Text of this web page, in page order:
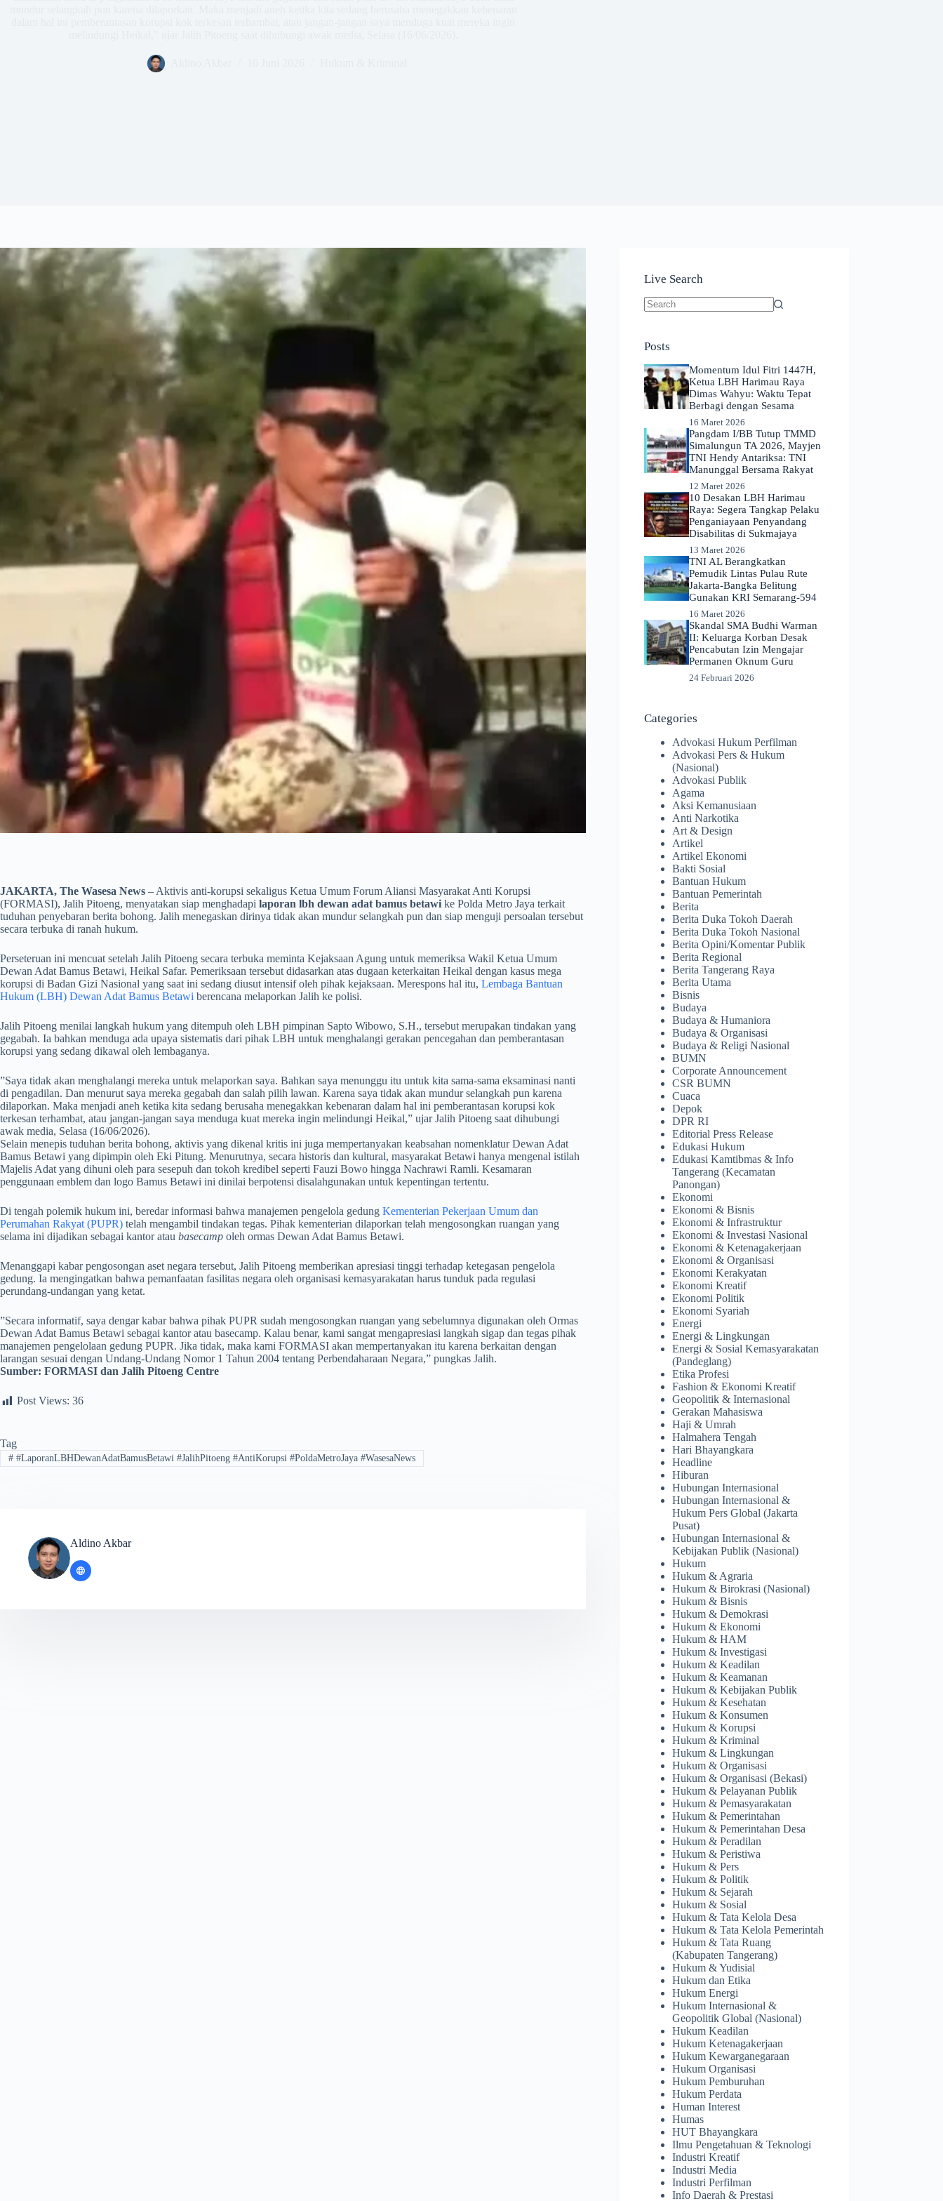
JAKARTA, The Wasesa News – Aktivis anti-korupsi sekaligus Ketua Umum Forum Aliansi Masyarakat Anti Korupsi
(FORMASI), Jalih Pitoeng, menyatakan siap menghadapi laporan lbh dewan adat bamus betawi ke Polda Metro Jaya terkait
tuduhan penyebaran berita bohong. Jalih menegaskan dirinya tidak akan mundur selangkah pun dan siap menguji persoalan tersebut
secara terbuka di ranah hukum.
​Perseteruan ini mencuat setelah Jalih Pitoeng secara terbuka meminta Kejaksaan Agung untuk memeriksa Wakil Ketua Umum
Dewan Adat Bamus Betawi, Heikal Safar. Pemeriksaan tersebut didasarkan atas dugaan keterkaitan Heikal dengan kasus mega
korupsi di Badan Gizi Nasional yang saat ini sedang diusut intensif oleh pihak kejaksaan. Merespons hal itu, Lembaga Bantuan
Hukum (LBH) Dewan Adat Bamus Betawi berencana melaporkan Jalih ke polisi.
​Jalih Pitoeng menilai langkah hukum yang ditempuh oleh LBH pimpinan Sapto Wibowo, S.H., tersebut merupakan tindakan yang
gegabah. Ia bahkan menduga ada upaya sistematis dari pihak LBH untuk menghalangi gerakan pencegahan dan pemberantasan
korupsi yang sedang dikawal oleh lembaganya.
​”Saya tidak akan menghalangi mereka untuk melaporkan saya. Bahkan saya menunggu itu untuk kita sama-sama eksaminasi nanti
di pengadilan. Dan menurut saya mereka gegabah dan salah pilih lawan. Karena saya tidak akan mundur selangkah pun karena
dilaporkan. Maka menjadi aneh ketika kita sedang berusaha menegakkan kebenaran dalam hal ini pemberantasan korupsi kok
terkesan terhambat, atau jangan-jangan saya menduga kuat mereka ingin melindungi Heikal,” ujar Jalih Pitoeng saat dihubungi
awak media, Selasa (16/06/2026).
Selain menepis tuduhan berita bohong, aktivis yang dikenal kritis ini juga mempertanyakan keabsahan nomenklatur Dewan Adat
Bamus Betawi yang dipimpin oleh Eki Pitung. Menurutnya, secara historis dan kultural, masyarakat Betawi hanya mengenal istilah
Majelis Adat yang dihuni oleh para sesepuh dan tokoh kredibel seperti Fauzi Bowo hingga Nachrawi Ramli. Kesamaran
penggunaan emblem dan logo Bamus Betawi ini dinilai berpotensi disalahgunakan untuk kepentingan tertentu.
​Di tengah polemik hukum ini, beredar informasi bahwa manajemen pengelola gedung Kementerian Pekerjaan Umum dan
Perumahan Rakyat (PUPR) telah mengambil tindakan tegas. Pihak kementerian dilaporkan telah mengosongkan ruangan yang
selama ini dijadikan sebagai kantor atau basecamp oleh ormas Dewan Adat Bamus Betawi.
​Menanggapi kabar pengosongan aset negara tersebut, Jalih Pitoeng memberikan apresiasi tinggi terhadap ketegasan pengelola
gedung. Ia mengingatkan bahwa pemanfaatan fasilitas negara oleh organisasi kemasyarakatan harus tunduk pada regulasi
perundang-undangan yang ketat.
​”Secara informatif, saya dengar kabar bahwa pihak PUPR sudah mengosongkan ruangan yang sebelumnya digunakan oleh Ormas
Dewan Adat Bamus Betawi sebagai kantor atau basecamp. Kalau benar, kami sangat mengapresiasi langkah sigap dan tegas pihak
manajemen pengelolaan gedung PUPR. Jika tidak, maka kami FORMASI akan mempertanyakan itu karena berkaitan dengan
larangan sesuai dengan Undang-Undang Nomor 1 Tahun 2004 tentang Perbendaharaan Negara,” pungkas Jalih.
Sumber: FORMASI dan Jalih Pitoeng Centre
Post Views: 36
Tag
##LaporanLBHDewanAdatBamusBetawi #JalihPitoeng #AntiKorupsi #PoldaMetroJaya #WasesaNews
Aldino Akbar
Live Search
Posts
Momentum Idul Fitri 1447H,
Ketua LBH Harimau Raya
Dimas Wahyu: Waktu Tepat
Berbagi dengan Sesama
16 Maret 2026
Pangdam I/BB Tutup TMMD
Simalungun TA 2026, Mayjen
TNI Hendy Antariksa: TNI
Manunggal Bersama Rakyat
12 Maret 2026
​10 Desakan LBH Harimau
Raya: Segera Tangkap Pelaku
Penganiayaan Penyandang
Disabilitas di Sukmajaya
13 Maret 2026
TNI AL Berangkatkan
Pemudik Lintas Pulau Rute
Jakarta-Bangka Belitung
Gunakan KRI Semarang-594
16 Maret 2026
Skandal SMA Budhi Warman
II: Keluarga Korban Desak
Pencabutan Izin Mengajar
Permanen Oknum Guru
24 Februari 2026
Categories
Advokasi Hukum Perfilman
Advokasi Pers & Hukum
(Nasional)
Advokasi Publik
Agama
Aksi Kemanusiaan
Anti Narkotika
Art & Design
Artikel
Artikel Ekonomi
Bakti Sosial
Bantuan Hukum
Bantuan Pemerintah
Berita
Berita Duka Tokoh Daerah
Berita Duka Tokoh Nasional
Berita Opini/Komentar Publik
Berita Regional
Berita Tangerang Raya
Berita Utama
Bisnis
Budaya
Budaya & Humaniora
Budaya & Organisasi
Budaya & Religi Nasional
BUMN
Corporate Announcement
CSR BUMN
Cuaca
Depok
DPR RI
Editorial Press Release
Edukasi Hukum
Edukasi Kamtibmas & Info
Tangerang (Kecamatan
Panongan)
Ekonomi
Ekonomi & Bisnis
Ekonomi & Infrastruktur
Ekonomi & Investasi Nasional
Ekonomi & Ketenagakerjaan
Ekonomi & Organisasi
Ekonomi Kerakyatan
Ekonomi Kreatif
Ekonomi Politik
Ekonomi Syariah
Energi
Energi & Lingkungan
Energi & Sosial Kemasyarakatan
(Pandeglang)
Etika Profesi
Fashion & Ekonomi Kreatif
Geopolitik & Internasional
Gerakan Mahasiswa
Haji & Umrah
Halmahera Tengah
Hari Bhayangkara
Headline
Hiburan
Hubungan Internasional
Hubungan Internasional &
Hukum Pers Global (Jakarta
Pusat)
Hubungan Internasional &
Kebijakan Publik (Nasional)
Hukum
Hukum & Agraria
Hukum & Birokrasi (Nasional)
Hukum & Bisnis
Hukum & Demokrasi
Hukum & Ekonomi
Hukum & HAM
Hukum & Investigasi
Hukum & Keadilan
Hukum & Keamanan
Hukum & Kebijakan Publik
Hukum & Kesehatan
Hukum & Konsumen
Hukum & Korupsi
Hukum & Kriminal
Hukum & Lingkungan
Hukum & Organisasi
Hukum & Organisasi (Bekasi)
Hukum & Pelayanan Publik
Hukum & Pemasyarakatan
Hukum & Pemerintahan
Hukum & Pemerintahan Desa
Hukum & Peradilan
Hukum & Peristiwa
Hukum & Pers
Hukum & Politik
Hukum & Sejarah
Hukum & Sosial
Hukum & Tata Kelola Desa
Hukum & Tata Kelola Pemerintah
Hukum & Tata Ruang
(Kabupaten Tangerang)
Hukum & Yudisial
Hukum dan Etika
Hukum Energi
Hukum Internasional &
Geopolitik Global (Nasional)
Hukum Keadilan
Hukum Ketenagakerjaan
Hukum Kewarganegaraan
Hukum Organisasi
Hukum Pemburuhan
Hukum Perdata
Human Interest
Humas
HUT Bhayangkara
Ilmu Pengetahuan & Teknologi
Industri Kreatif
Industri Media
Industri Perfilman
Info Daerah & Prestasi